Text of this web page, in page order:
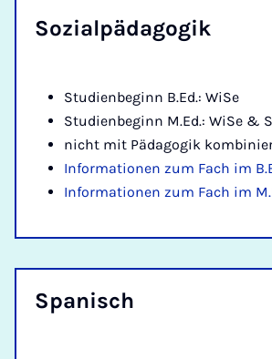
So­zi­al­päd­ago­gik
Studienbeginn B.Ed.: WiSe
Studienbeginn M.Ed.: WiSe &
nicht mit Pädagogik
Informationen zum Fach im
Informationen zum Fach im
Spa­nisch